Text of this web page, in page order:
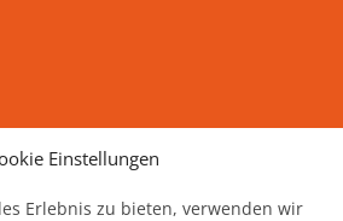
Einstellungen
Erlebnis zu bieten, verwenden wir
Thema Food Save erfahren?
Stories direkt in Ihrer Mailbox
haben?